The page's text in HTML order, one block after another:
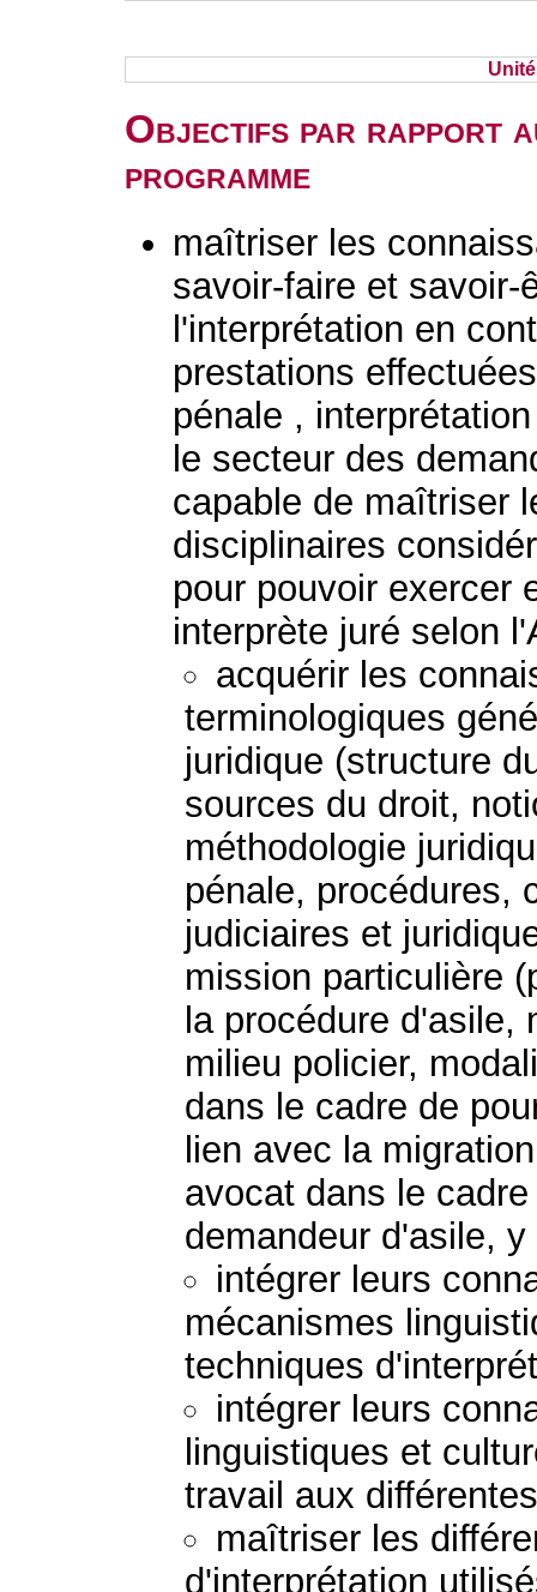
Objectifs par rapport
programme
maîtriser les
savoir-faire et savoir-
l'interprétation en
prestations
pénale ,
le secteur des
capable de maîtriser
disciplinaires
pour pouvoir exercer
interprète juré selon
acquérir les
terminologiques
juridique (structure
sources du droit,
méthodologie
pénale, procédures,
judiciaires et
mission particulière
la procédure
milieu policier,
dans le cadre de
lien avec la
avocat dans le
demandeur d'asile,
intégrer leurs
mécanismes
techniques
intégrer leurs
linguistiques et
travail aux
maîtriser les
d'interprétation